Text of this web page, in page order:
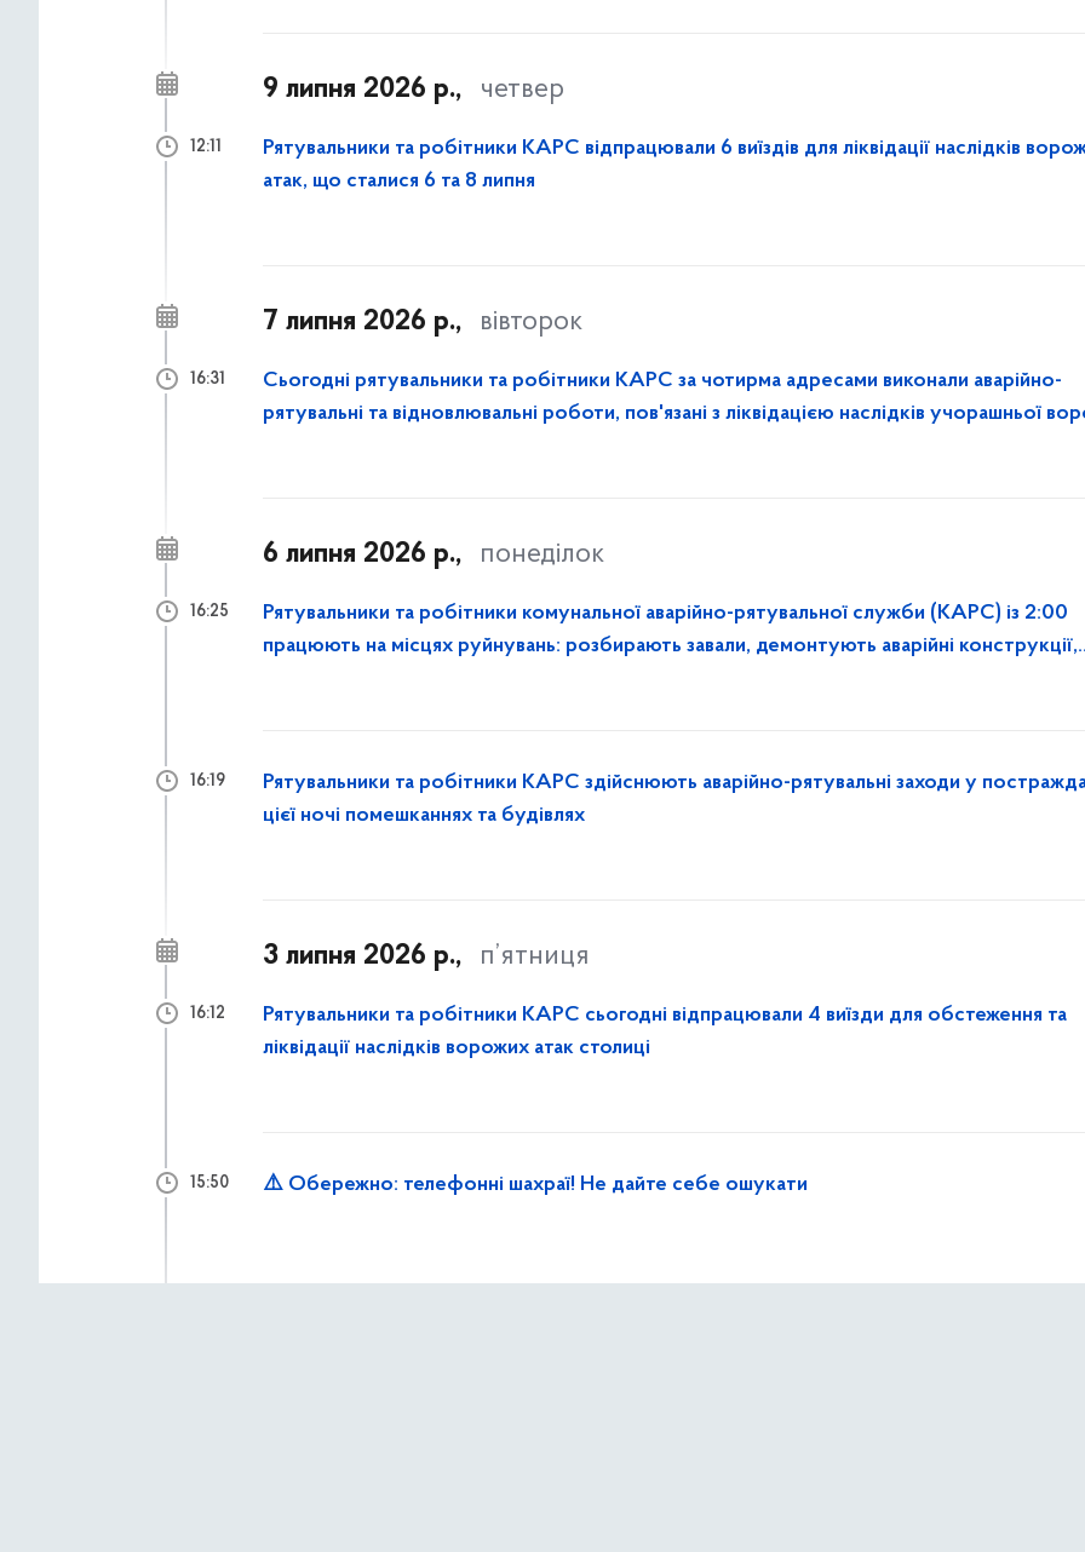
9 липня 2026 р., четвер
Рятувальники та робітники КАРС відпрацювали 6 виїздів для ліквідації наслідків
атак, що сталися 6 та 8 липня
12:11
7 липня 2026 р., вівторок
Сьогодні рятувальники та робітники КАРС за чотирма адресами виконали аварійно-
рятувальні та відновлювальні роботи, пов'язані з ліквідацією наслідків учорашньої
16:31
6 липня 2026 р., понеділок
Рятувальники та робітники комунальної аварійно-рятувальної служби (КАРС) із 2:00
працюють на місцях руйнувань: розбирають завали, демонтують аварійні конструкції,
16:25
Рятувальники та робітники КАРС здійснюють аварійно-рятувальні заходи у
цієї ночі помешканнях та будівлях
16:19
3 липня 2026 р., п’ятниця
Рятувальники та робітники КАРС сьогодні відпрацювали 4 виїзди для обстеження та
ліквідації наслідків ворожих атак столиці
16:12
⚠️ Обережно: телефонні шахраї! Не дайте себе ошукати
15:50